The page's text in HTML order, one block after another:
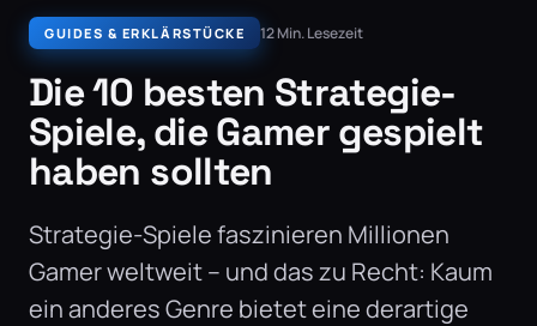
GUIDES & ERKLÄRSTÜCKE 12 Min. Lesezeit
Die 10 besten Strategie-
Spiele, die Gamer gespielt
haben sollten
Strategie-Spiele faszinieren Millionen
Gamer weltweit – und das zu Recht: Kaum
ein anderes Genre bietet eine derartige